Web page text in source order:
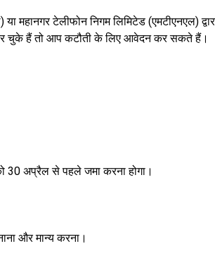
टेलीफोन निगम लिमिटेड (एमटीएनएल)
चुके हैं तो आप कटौती के लिए आवेदन कर सकते हैं।
30 अप्रैल से पहले जमा करना होगा।
और मान्य करना।